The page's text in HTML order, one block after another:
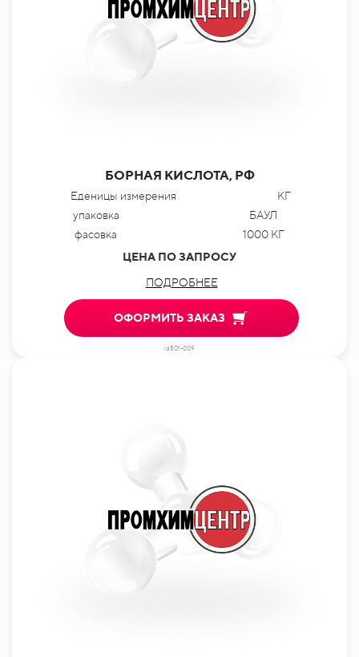
БОРНАЯ КИСЛОТА, РФ
Еденицы измерения
КГ
упаковка
БАУЛ
фасовка
1000 КГ
ЦЕНА ПО ЗАПРОСУ
ПОДРОБНЕЕ
ОФОРМИТЬ ЗАКАЗ
id801-009